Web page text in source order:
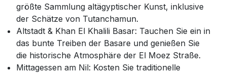
größte Sammlung altägyptischer Kunst, inklusive
der Schätze von Tutanchamun.
Altstadt & Khan El Khalili Basar: Tauchen Sie ein in
das bunte Treiben der Basare und genießen Sie
die historische Atmosphäre der El Moez Straße.
Mittagessen am Nil: Kosten Sie traditionelle